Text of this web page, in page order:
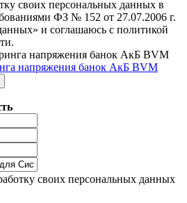
своих персональных данных в
ФЗ № 152 от 27.07.2006 г.
и соглашаюсь с политикой
напряжения банок АкБ BVM
своих персональных данных